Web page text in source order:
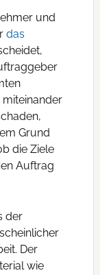
und
das
miteinander
Grund
die Ziele
Auftrag
der
Der
wie